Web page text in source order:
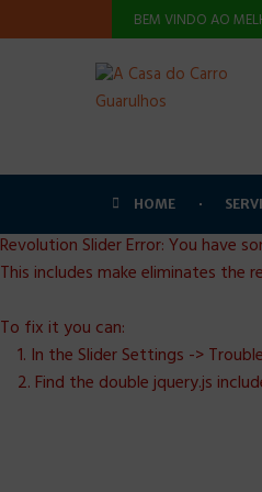
BEM VINDO AO
HOME
Revolution Slider Error: You have
This includes make eliminates the
To fix it you can:
1. In the Slider Settings ->
2. Find the double jquery.js